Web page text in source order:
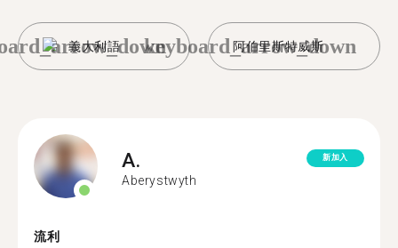
義大利語 阿伯里斯特威斯
keyboard_arrow_down
A.
Aberystwyth
新加入
流利